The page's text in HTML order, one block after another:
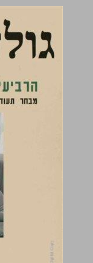
גולדה מאיר: הרביעית בראשי הממשלה: מבחר תעודות ומבואות מפרקי חייה (1978-1898) ... 0